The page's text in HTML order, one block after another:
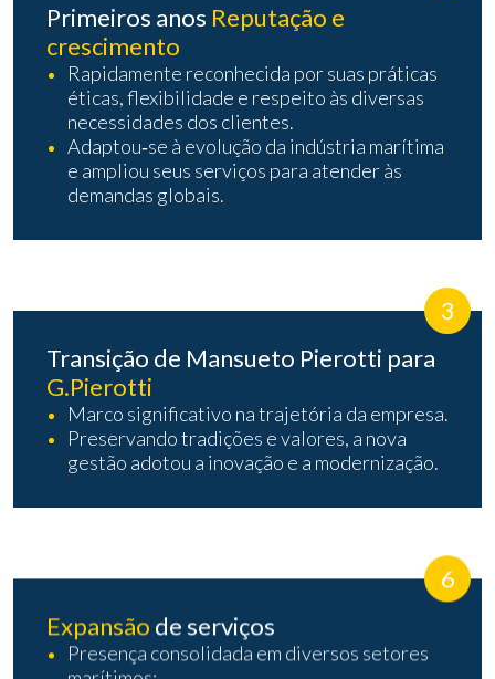
Primeiros anos Reputação e
crescimento
Rapidamente reconhecida por suas práticas
éticas, flexibilidade e respeito às diversas
necessidades dos clientes.
Adaptou‑se à evolução da indústria marítima
e ampliou seus serviços para atender às
demandas globais.
3
Transição de Mansueto Pierotti para
G.Pierotti
Marco significativo na trajetória da empresa.
Preservando tradições e valores, a nova
gestão adotou a inovação e a modernização.
6
Expansão de serviços
Presença consolidada em diversos setores